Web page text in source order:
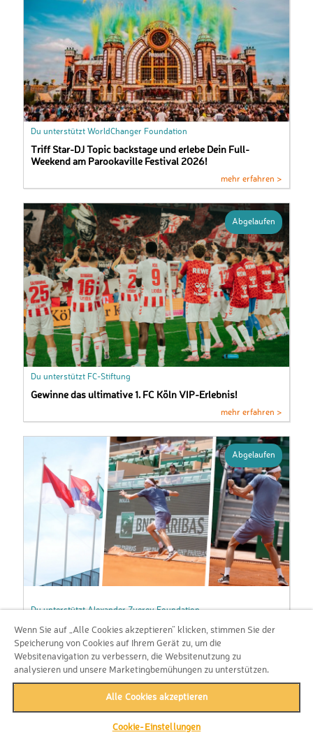
Du unterstützt WorldChanger Foundation
Triff Star-DJ Topic backstage und erlebe Dein Full-
Weekend am Parookaville Festival 2026!
mehr erfahren >
Abgelaufen
Du unterstützt FC-Stiftung
Gewinne das ultimative 1. FC Köln VIP-Erlebnis!
mehr erfahren >
Abgelaufen
Du unterstützt Alexander Zverev Foundation
Gewinne ein exklusives Tennis-Erlebnis mit Alexander
Zverev in Monaco!
mehr erfahren >
Wenn Sie auf „Alle Cookies akzeptieren“ klicken, stimmen Sie der
Speicherung von Cookies auf Ihrem Gerät zu, um die
Websitenavigation zu verbessern, die Websitenutzung zu
analysieren und unsere Marketingbemühungen zu unterstützen.
Alle Cookies akzeptieren
Cookie-Einstellungen